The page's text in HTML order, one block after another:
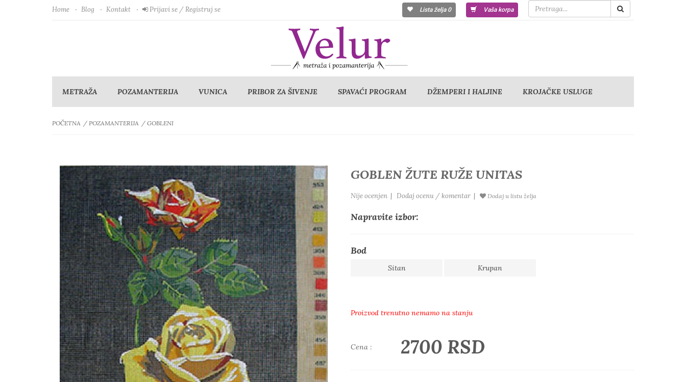
Home Blog Kontakt Prijavi se / Registruj se Lista želja 0 Vaša korpa
METRAŽA POZAMANTERIJA VUNICA PRIBOR ZA ŠIVENJE SPAVAĆI PROGRAM DŽEMPERI I HALJINE KROJAČKE USLUGE
POČETNA POZAMANTERIJA GOBLENI
GOBLEN ŽUTE RUŽE UNITAS
Nije ocenjen | Dodaj ocenu / komentar | Dodaj u listu želja
Napravite izbor:
Bod
Sitan Krupan
Proizvod trenutno nemamo na stanju
Cena : 2700 RSD